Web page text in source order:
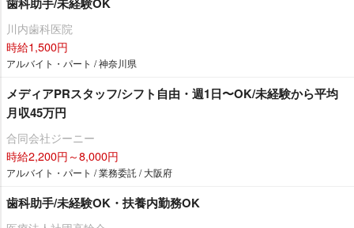
川内歯科医院
時給1,500円
アルバイト・パート / 神奈川県
メディアPRスタッフ/シフト自由・週1日〜OK/未経験から平均
月収45万円
合同会社ジーニー
時給2,200円～8,000円
アルバイト・パート / 業務委託 / 大阪府
歯科助手/未経験OK・扶養内勤務OK